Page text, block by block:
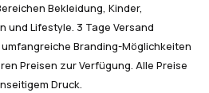
Bekleidung, Kinder,
und Lifestyle. 3 Tage Versand
Branding-Möglichkeiten
Preisen zur Verfügung. Alle Preise
Druck.